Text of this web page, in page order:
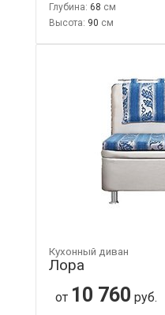
Глубина: 68
Высота: 90
Кухонный диван
Лора
от 10 760 руб.